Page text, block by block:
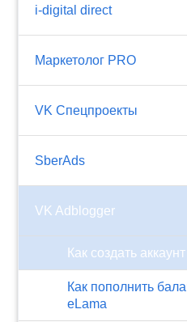
i-digital direct
Маркетолог PRO
VK Спецпроекты
SberAds
VK Adblogger
Как создать
Как пополнить
eLama